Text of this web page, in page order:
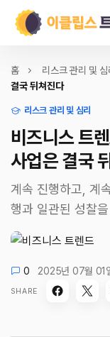
홈 리스크 관리 및 심
결국 뒤쳐진다
리스크 관리 및 심리
비즈니스 트
사업은 결국
계속 진행하고, 계
행과 일관된 성찰
0 2025년 07월 01
SHARE